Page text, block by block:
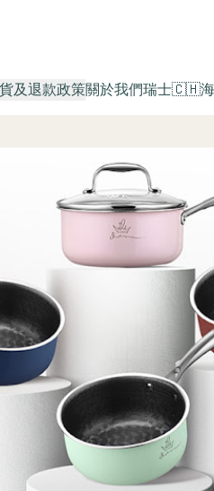
及退款政策關於我們瑞士🇨🇭海